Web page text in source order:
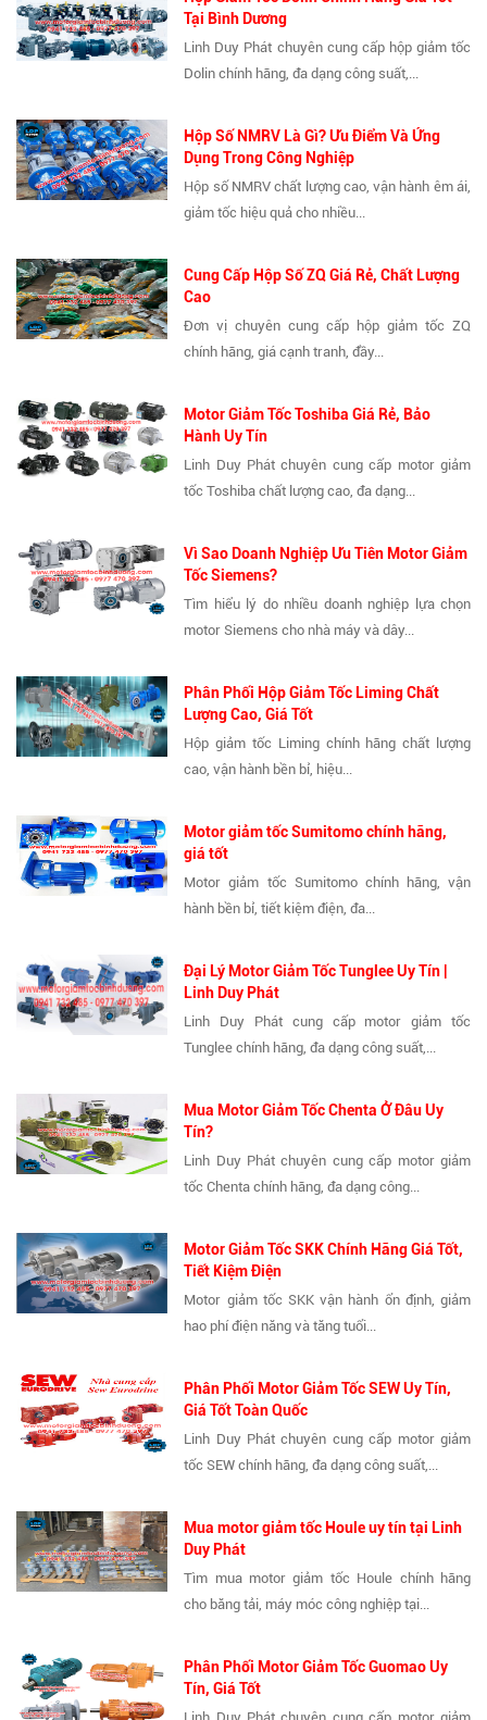
Tại Bình Dương
Linh Duy Phát chuyên cung cấp hộp giảm tốc
Dolin chính hãng, đa dạng công suất,...
Hộp Số NMRV Là Gì? Ưu Điểm Và Ứng
Dụng Trong Công Nghiệp
Hộp số NMRV chất lượng cao, vận hành êm ái,
giảm tốc hiệu quả cho nhiều...
Cung Cấp Hộp Số ZQ Giá Rẻ, Chất Lượng
Cao
Đơn vị chuyên cung cấp hộp giảm tốc ZQ
chính hãng, giá cạnh tranh, đầy...
Motor Giảm Tốc Toshiba Giá Rẻ, Bảo
Hành Uy Tín
Linh Duy Phát chuyên cung cấp motor giảm
tốc Toshiba chất lượng cao, đa dạng...
Vì Sao Doanh Nghiệp Ưu Tiên Motor Giảm
Tốc Siemens?
Tìm hiểu lý do nhiều doanh nghiệp lựa chọn
motor Siemens cho nhà máy và dây...
Phân Phối Hộp Giảm Tốc Liming Chất
Lượng Cao, Giá Tốt
Hộp giảm tốc Liming chính hãng chất lượng
cao, vận hành bền bỉ, hiệu...
Motor giảm tốc Sumitomo chính hãng,
giá tốt
Motor giảm tốc Sumitomo chính hãng, vận
hành bền bỉ, tiết kiệm điện, đa...
Đại Lý Motor Giảm Tốc Tunglee Uy Tín |
Linh Duy Phát
Linh Duy Phát cung cấp motor giảm tốc
Tunglee chính hãng, đa dạng công suất,...
Mua Motor Giảm Tốc Chenta Ở Đâu Uy
Tín?
Linh Duy Phát chuyên cung cấp motor giảm
tốc Chenta chính hãng, đa dạng công...
Motor Giảm Tốc SKK Chính Hãng Giá Tốt,
Tiết Kiệm Điện
Motor giảm tốc SKK vận hành ổn định, giảm
hao phí điện năng và tăng tuổi...
Phân Phối Motor Giảm Tốc SEW Uy Tín,
Giá Tốt Toàn Quốc
Linh Duy Phát chuyên cung cấp motor giảm
tốc SEW chính hãng, đa dạng công suất,...
Mua motor giảm tốc Houle uy tín tại Linh
Duy Phát
Tìm mua motor giảm tốc Houle chính hãng
cho băng tải, máy móc công nghiệp tại...
Phân Phối Motor Giảm Tốc Guomao Uy
Tín, Giá Tốt